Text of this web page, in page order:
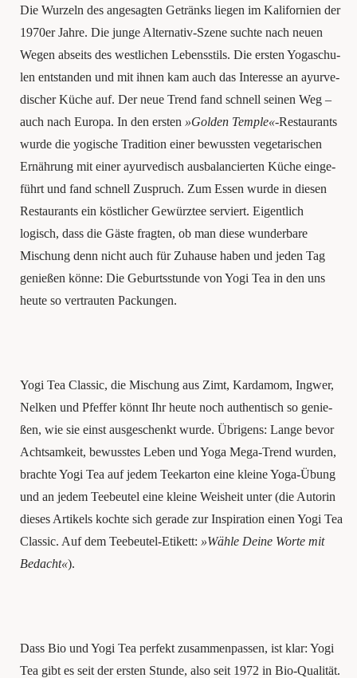
Die Wur­zeln des ange­sag­ten Getränks lie­gen im Kali­for­ni­en der
1970er Jah­re. Die jun­ge Alter­na­tiv-Sze­ne such­te nach neu­en
Wegen abseits des west­li­chen Lebens­stils. Die ers­ten Yoga­schu­
len ent­stan­den und mit ihnen kam auch das Inter­es­se an ayur­ve­
di­scher Küche auf. Der neue Trend fand schnell sei­nen Weg –
auch nach Euro­pa. In den ers­ten »Gol­den Temp­le«-Restau­rants
wur­de die yogi­sche Tra­di­ti­on einer bewuss­ten vege­ta­ri­schen
Ernäh­rung mit einer ayur­ve­disch aus­ba­lan­cier­ten Küche ein­ge­
führt und fand schnell Zuspruch. Zum Essen wur­de in die­sen
Restau­rants ein köst­li­cher Gewürz­tee ser­viert. Eigent­lich
logisch, dass die Gäs­te frag­ten, ob man die­se wun­der­ba­re
Mischung denn nicht auch für Zuhau­se haben und jeden Tag
genie­ßen kön­ne: Die Geburts­stun­de von Yogi Tea in den uns
heu­te so ver­trau­ten Packungen.
Yogi Tea Clas­sic, die Mischung aus Zimt, Kar­da­mom, Ing­wer,
Nel­ken und Pfef­fer könnt Ihr heu­te noch ­authen­tisch so genie­
ßen, wie sie einst aus­ge­schenkt wur­de. Übri­gens: Lan­ge bevor
Acht­sam­keit, bewuss­tes Leben und Yoga Mega-Trend wur­den,
brach­te Yogi Tea auf jedem Tee­kar­ton eine klei­ne Yoga-Übung
und an jedem Tee­beu­tel eine klei­ne Weis­heit unter (die Autorin
die­ses Arti­kels koch­te sich gera­de zur Inspi­ra­ti­on einen Yogi Tea
Clas­sic. Auf dem Tee­beu­tel-Eti­kett: »Wäh­le Dei­ne Wor­te mit
Bedacht«).
Dass Bio und Yogi Tea per­fekt zusam­men­pas­sen, ist klar: Yogi
Tea gibt es seit der ers­ten Stun­de, also seit 1972 in Bio-Qua­li­tät.